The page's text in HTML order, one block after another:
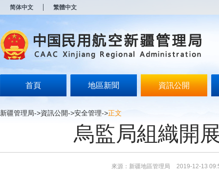
简体中文 繁體中文
首頁 地區新聞 資訊公開
新疆管理局->資訊公開->安全管理->正文
烏監局組織開
來源：新疆地區管理局 2019-12-13
开
无
障
说
按
Alt
键